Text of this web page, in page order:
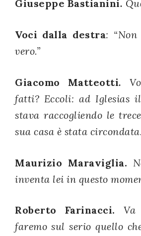
Giuseppe Bastianini.
Voci dalla destra:
vero.”
Giacomo Matteotti.
fatti? Eccoli: ad Iglesias
stava raccogliendo le
sua casa è stata
Maurizio Maraviglia.
inventa lei in questo
Roberto Farinacci.
faremo sul serio quello